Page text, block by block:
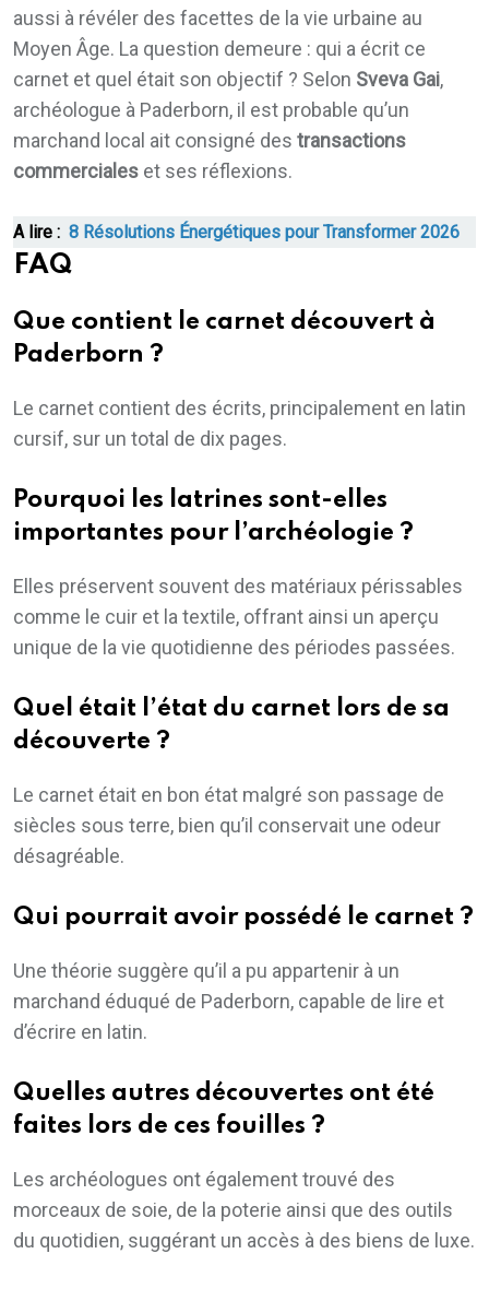
aussi à révéler des facettes de la vie urbaine au
Moyen Âge. La question demeure : qui a écrit ce
carnet et quel était son objectif ? Selon Sveva Gai,
archéologue à Paderborn, il est probable qu’un
marchand local ait consigné des transactions
commerciales et ses réflexions.
A lire : 8 Résolutions Énergétiques pour Transformer 2026
FAQ
Que contient le carnet découvert à
Paderborn ?
Le carnet contient des écrits, principalement en latin
cursif, sur un total de dix pages.
Pourquoi les latrines sont-elles
importantes pour l’archéologie ?
Elles préservent souvent des matériaux périssables
comme le cuir et la textile, offrant ainsi un aperçu
unique de la vie quotidienne des périodes passées.
Quel était l’état du carnet lors de sa
découverte ?
Le carnet était en bon état malgré son passage de
siècles sous terre, bien qu’il conservait une odeur
désagréable.
Qui pourrait avoir possédé le carnet ?
Une théorie suggère qu’il a pu appartenir à un
marchand éduqué de Paderborn, capable de lire et
d’écrire en latin.
Quelles autres découvertes ont été
faites lors de ces fouilles ?
Les archéologues ont également trouvé des
morceaux de soie, de la poterie ainsi que des outils
du quotidien, suggérant un accès à des biens de luxe.